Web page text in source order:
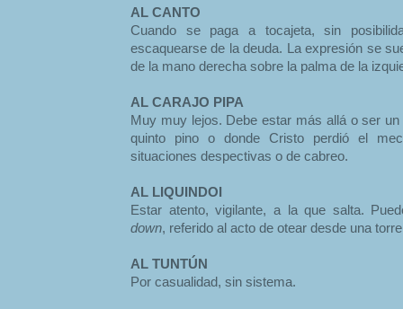
AL CANTO
Cuando se paga a tocajeta, sin
escaquearse de la deuda. La expresión se
de la mano derecha sobre la palma de la
AL CARAJO PIPA
Muy muy lejos. Debe estar más allá o ser
quinto pino o donde Cristo perdió el
situaciones despectivas o de cabreo.
AL LIQUINDOI
Estar atento, vigilante, a la que salta.
down, referido al acto de otear desde una
AL TUNTÚN
Por casualidad, sin sistema.